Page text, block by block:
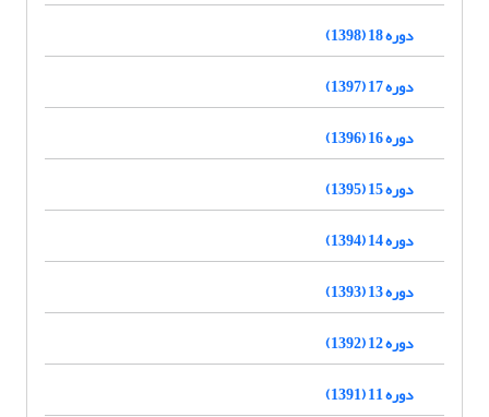
دوره 18 (1398)
دوره 17 (1397)
دوره 16 (1396)
دوره 15 (1395)
دوره 14 (1394)
دوره 13 (1393)
دوره 12 (1392)
دوره 11 (1391)